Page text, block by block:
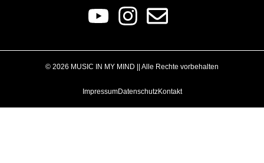
© 2026 MUSIC IN MY MIND || Alle Rechte vorbehalten
ImpressumDatenschutzKontakt